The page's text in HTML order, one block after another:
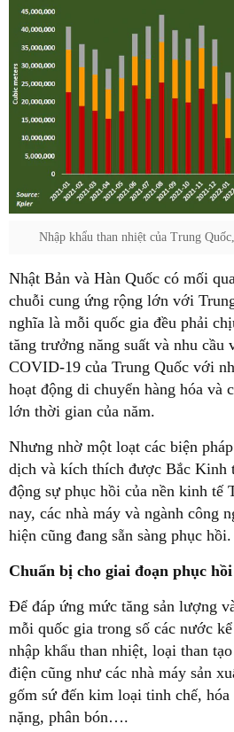
Nhập khẩu than nhiệt của Trung
Nhật Bản và Hàn Quốc có mối
chuỗi cung ứng rộng lớn với
nghĩa là mỗi quốc gia đều phải
tăng trưởng năng suất và nhu cầu
COVID-19 của Trung Quốc với
hoạt động di chuyển hàng hóa và
lớn thời gian của năm.
Nhưng nhờ một loạt các biện
dịch và kích thích được Bắc Kinh
động sự phục hồi của nền kinh tế
nay, các nhà máy và ngành công
hiện cũng đang sẵn sàng phục hồi.
Chuẩn bị cho giai đoạn phục hồi
Để đáp ứng mức tăng sản lượng
mỗi quốc gia trong số các nước
nhập khẩu than nhiệt, loại than
điện cũng như các nhà máy sản
gốm sứ đến kim loại tinh chế, hóa
nặng, phân bón….